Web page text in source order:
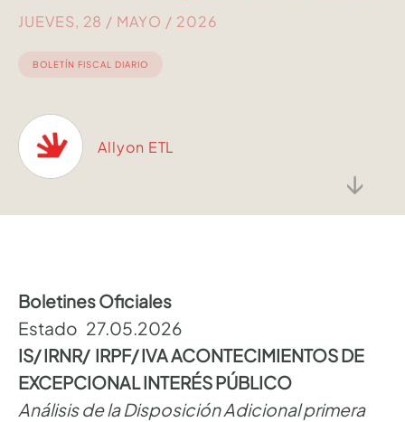
↓
JUEVES, 28 / MAYO / 2026
BOLETÍN FISCAL DIARIO
Allyon ETL
Boletines Oficiales
Estado 27.05.2026
IS/ IRNR/ IRPF/ IVA ACONTECIMIENTOS DE
EXCEPCIONAL INTERÉS PÚBLICO
Análisis de la Disposición Adicional primera